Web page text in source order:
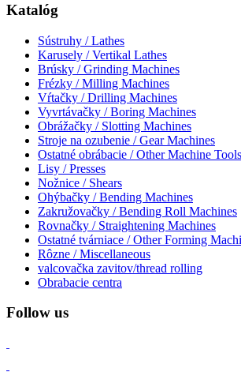
Katalóg
Sústruhy / Lathes
Karusely / Vertikal Lathes
Brúsky / Grinding Machines
Frézky / Milling Machines
Vŕtačky / Drilling Machines
Vyvrtávačky / Boring Machines
Obrážačky / Slotting Machines
Stroje na ozubenie / Gear Machines
Ostatné obrábacie / Other Machine Tools
Lisy / Presses
Nožnice / Shears
Ohýbačky / Bending Machines
Zakružovačky / Bending Roll Machines
Rovnačky / Straightening Machines
Ostatné tvárniace / Other Forming
Rôzne / Miscellaneous
valcovačka zavitov/thread rolling
Obrabacie centra
Follow us